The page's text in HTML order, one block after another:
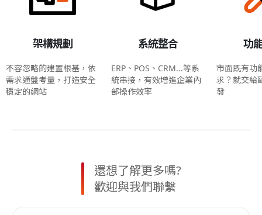
架構規劃
不容忽略的建置根基，依
需求通盤考量，打造安全
穩定的網站
系統整合
ERP、POS、CRM...等系
統串接，有效增進企業內
部操作效率
功
市面既有功
求？就交給
發
還想了解更多嗎?
歡迎與我們聯繫